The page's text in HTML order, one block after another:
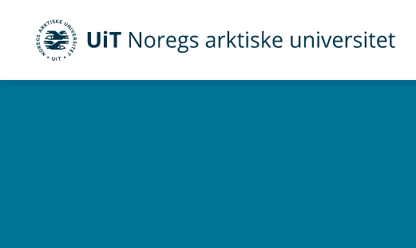
UiT Noregs arktiske universitet